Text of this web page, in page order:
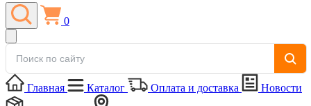
0
Главная Каталог Оплата и доставка
Новости